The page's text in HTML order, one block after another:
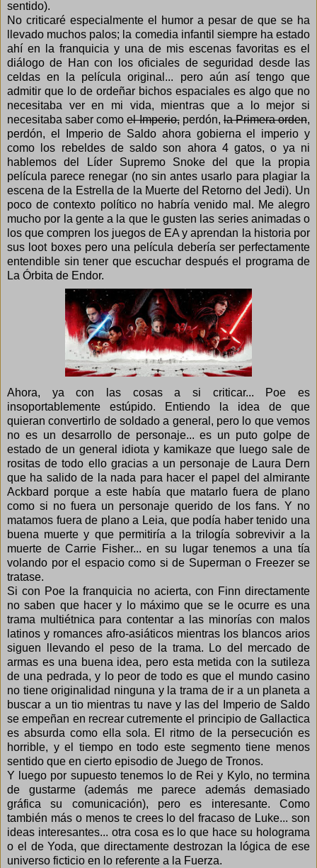
sentido).
No criticaré especialmente el humor a pesar de que se ha
llevado muchos palos; la comedia infantil siempre ha estado
ahí en la franquicia y una de mis escenas favoritas es el
diálogo de Han con los oficiales de seguridad desde las
celdas en la película original... pero aún así tengo que
admitir que lo de ordeñar bichos espaciales es algo que no
necesitaba ver en mi vida, mientras que a lo mejor si
necesitaba saber comoel Imperio,perdón,la Primera orden,
perdón, el Imperio de Saldo ahora gobierna el imperio y
como los rebeldes de saldo son ahora 4 gatos, o ya ni
hablemos del Líder Supremo Snoke del que la propia
película parece renegar (no sin antes usarlo para plagiar la
escena de la Estrella de la Muerte del Retorno del Jedi). Un
poco de contexto político no habría venido mal. Me alegro
mucho por la gente a la que le gusten las series animadas o
los que compren los juegos de EA y aprendan la historia por
sus loot boxes pero una película debería ser perfectamente
entendible sin tener que escuchar después el programa de
La Órbita de Endor.
Ahora, ya con las cosas a si criticar... Poe es
insoportablemente estúpido. Entiendo la idea de que
quieran convertirlo de soldado a general, pero lo que vemos
no es un desarrollo de personaje... es un puto golpe de
estado de un general idiota y kamikaze que luego sale de
rositas de todo ello gracias a un personaje de Laura Dern
que ha salido de la nada para hacer el papel del almirante
Ackbard porque a este había que matarlo fuera de plano
como si no fuera un personaje querido de los fans. Y no
matamos fuera de plano a Leia, que podía haber tenido una
buena muerte y que permitiría a la trilogía sobrevivir a la
muerte de Carrie Fisher... en su lugar tenemos a una tía
volando por el espacio como si de Superman o Freezer se
tratase.
Si con Poe la franquicia no acierta, con Finn directamente
no saben que hacer y lo máximo que se le ocurre es una
trama multiétnica para contentar a las minorías con malos
latinos y romances afro-asiáticos mientras los blancos arios
siguen llevando el peso de la trama. Lo del mercado de
armas es una buena idea, pero esta metida con la sutileza
de una pedrada, y lo peor de todo es que el mundo casino
no tiene originalidad ninguna y la trama de ir a un planeta a
buscar a un tio mientras tu nave y las del Imperio de Saldo
se empeñan en recrear cutremente el principio de Gallactica
es absurda como ella sola. El ritmo de la persecución es
horrible, y el tiempo en todo este segmento tiene menos
sentido que en cierto episodio de Juego de Tronos.
Y luego por supuesto tenemos lo de Rei y Kylo, no termina
de gustarme (además me parece además demasiado
gráfica su comunicación), pero es interesante. Como
también más o menos te crees lo del fracaso de Luke... son
ideas interesantes... otra cosa es lo que hace su holograma
o el de Yoda, que directamente destrozan la lógica de ese
universo ficticio en lo referente a la Fuerza.